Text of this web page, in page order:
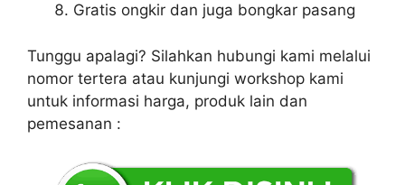
Gratis ongkir dan juga bongkar pasang
Tunggu apalagi? Silahkan hubungi kami melalui
nomor tertera atau kunjungi workshop kami
untuk informasi harga, produk lain dan
pemesanan :